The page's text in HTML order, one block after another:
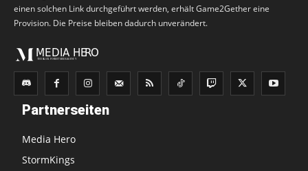
einen solchen Link durchgeführt werden, erhält Game2Gether eine
Provision. Die Preise bleiben dadurch unverändert.
Partnerseiten
Media Hero
StormKings